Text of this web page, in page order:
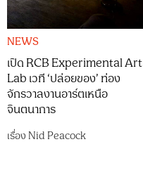
NEWS
เปิด RCB Experimental Art
Lab เวที ‘ปล่อยของ’ ท่อง
จักรวาลงานอาร์ตเหนือ
จินตนาการ
เรื่อง Nid Peacock